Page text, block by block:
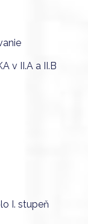
v II.A a II.B
I. stupeň